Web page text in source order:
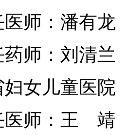
师：潘有
师：刘清兰
女儿童医院
师：王